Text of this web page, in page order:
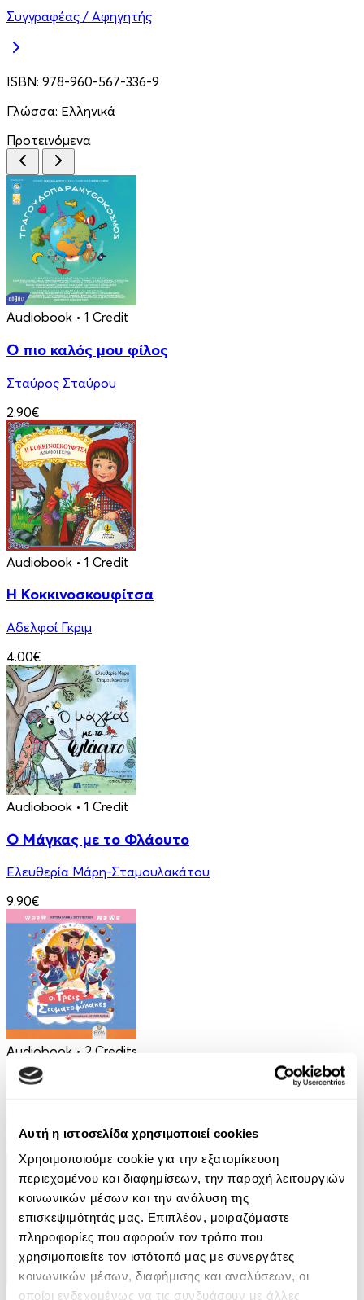
Αυτή η ιστοσελίδα χρησιμοποιεί cookies
Χρησιμοποιούμε cookie για την εξατομίκευση
περιεχομένου και διαφημίσεων, την παροχή λειτουργιών
κοινωνικών μέσων και την ανάλυση της
επισκεψιμότητάς μας. Επιπλέον, μοιραζόμαστε
πληροφορίες που αφορούν τον τρόπο που
χρησιμοποιείτε τον ιστότοπό μας με συνεργάτες
κοινωνικών μέσων, διαφήμισης και αναλύσεων, οι
οποίοι ενδεχομένως να τις συνδυάσουν με άλλες
Συγγραφέας / Αφηγητής
ISBN: 978-960-567-336-9
Γλώσσα: Ελληνικά
Προτεινόμενα
Audiobook • 1 Credit
Ο πιο καλός μου φίλος
Σταύρος Σταύρου
2.90€
Audiobook • 1 Credit
Η Κοκκινοσκουφίτσα
Αδελφοί Γκριμ
4.00€
Audiobook • 1 Credit
Ο Μάγκας με το Φλάουτο
Ελευθερία Μάρη-Σταμουλακάτου
9.90€
Audiobook • 2 Credits
Οι Τρεις Στοματοφύλακες
Audiobook • 1 Credit